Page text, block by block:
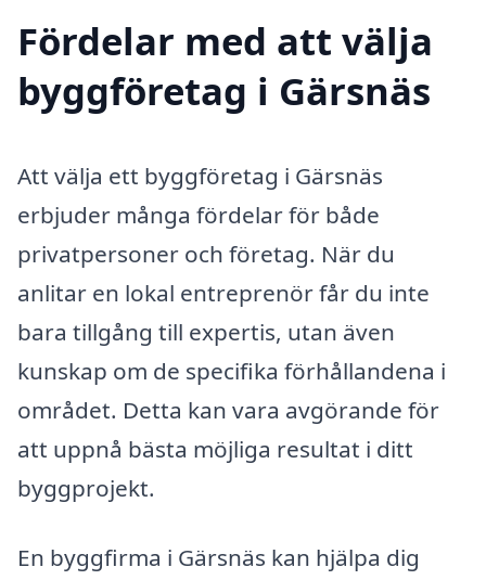
Fördelar med att välja
byggföretag i Gärsnäs
Att välja ett byggföretag i Gärsnäs
erbjuder många fördelar för både
privatpersoner och företag. När du
anlitar en lokal entreprenör får du inte
bara tillgång till expertis, utan även
kunskap om de specifika förhållandena i
området. Detta kan vara avgörande för
att uppnå bästa möjliga resultat i ditt
byggprojekt.
En byggfirma i Gärsnäs kan hjälpa dig